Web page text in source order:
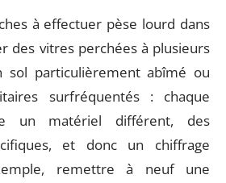
à effectuer pèse lourd dans
des vitres perchées à plusieurs
sol particulièrement abîmé ou
surfréquentés : chaque
un matériel différent, des
et donc un chiffrage
remettre à neuf une